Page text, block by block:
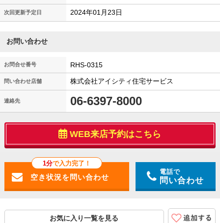
次回更新予定日 2024年01月23日
お問い合わせ
お問合せ番号 RHS-0315
問い合わせ店舗 株式会社アイシティ住宅サービス
連絡先 06-6397-8000
WEB来店予約はこちら
1分で入力完了！
電話で
問い合わせ
お気に入り一覧を見る